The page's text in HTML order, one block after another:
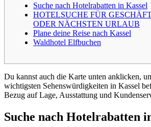
Suche nach Hotelrabatten in Kassel
HOTELSUCHE FÜR
ODER NÄCHSTEN URLAUB
Plane deine Reise nach Kassel
Waldhotel Elfbuchen
Du kannst auch die Karte unten anklicken,
wichtigsten Sehenswürdigkeiten in Kassel
Bezug auf Lage, Ausstattung und
Suche nach Hotelrabatten